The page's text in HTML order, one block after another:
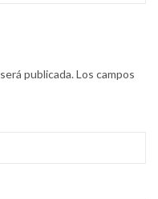
publicada.Los campos